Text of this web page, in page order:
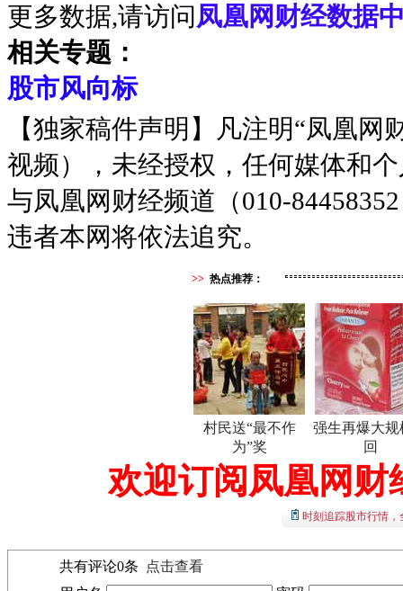
更多数据,请访问凤凰网财经数据
相关专题：
股市风向标
【独家稿件声明】凡注明“凤凰
视频），未经授权，任何媒体和
与凤凰网财经频道（010-
违者本网将依法追究。
>> 热点推荐：
村民送“最不作
为”奖
强生再爆大规
回
欢迎订阅凤凰网财
时刻追踪股市行情
共有评论0条
点击查看